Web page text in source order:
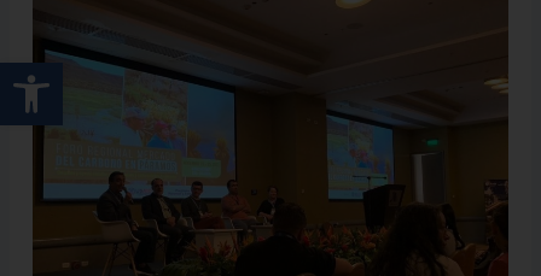
Abrir barra de herramientas